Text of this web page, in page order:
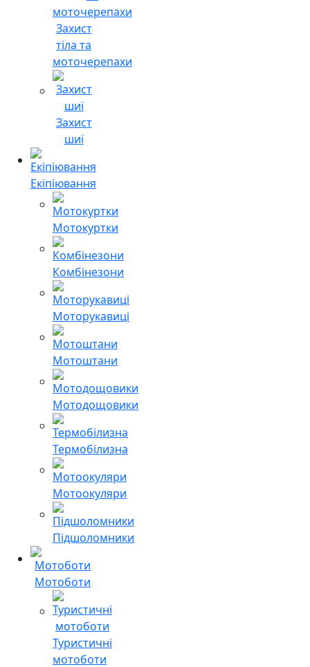
Захист
тіла та
моточерепахи
Захист
шиї
Екіпіювання
Мотокуртки
Комбінезони
Моторукавиці
Мотоштани
Мотодощовики
Термобілизна
Мотоокуляри
Підшоломники
Мотоботи
Туристичні
мотоботи